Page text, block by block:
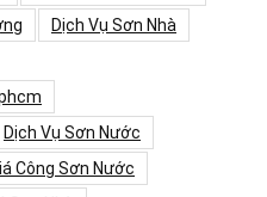
Dịch Vụ Sơn Nhà
Dịch Vụ Sơn Nước
Công Sơn Nước